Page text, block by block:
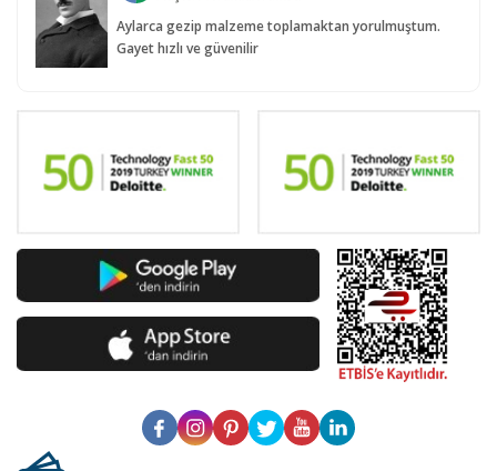
Aylarca gezip malzeme toplamaktan yorulmuştum.
Gayet hızlı ve güvenilir